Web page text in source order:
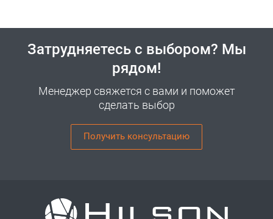
Затрудняетесь с выбором? Мы
рядом!
Менеджер свяжется с вами и поможет
сделать выбор
Получить консультацию